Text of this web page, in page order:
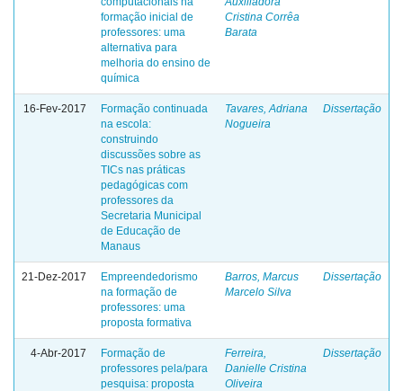
formação inicial de
professores: uma
alternativa para
melhoria do ensino de
química
Cristina Corrêa
Barata
16-Fev-2017
Formação continuada
na escola:
construindo
discussões sobre as
TICs nas práticas
pedagógicas com
professores da
Secretaria Municipal
de Educação de
Manaus
Tavares, Adriana
Nogueira
Dissertação
21-Dez-2017
Empreendedorismo
na formação de
professores: uma
proposta formativa
Barros, Marcus
Marcelo Silva
Dissertação
4-Abr-2017
Formação de
professores pela/para
pesquisa: proposta
Ferreira,
Danielle Cristina
Oliveira
Dissertação